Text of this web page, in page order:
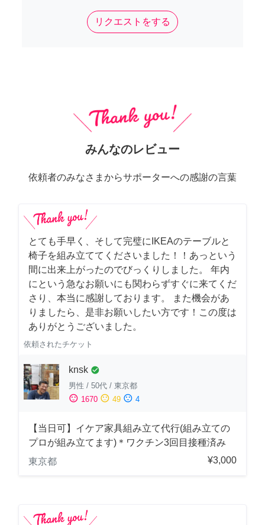
リクエストをする
みんなのレビュー
依頼者のみなさまからサポーターへの感謝の言葉
とても手早く、そして完璧にIKEAのテーブルと
椅子を組み立ててくださいました！！あっという
間に出来上がったのでびっくりしました。 年内
にという急なお願いにも関わらずすぐに来てくだ
さり、本当に感謝しております。 また機会があ
りましたら、是非お願いしたい方です！この度は
ありがとうございました。
依頼されたチケット
knsk check_circle
男性 / 50代 / 東京都
sentiment_satisfied 1670 sentiment_neutral 49 sentiment_dissatisfied 4
【当日可】イケア家具組み立て代行(組み立ての
プロが組み立てます)＊ワクチン3回目接種済み
東京都
¥3,000